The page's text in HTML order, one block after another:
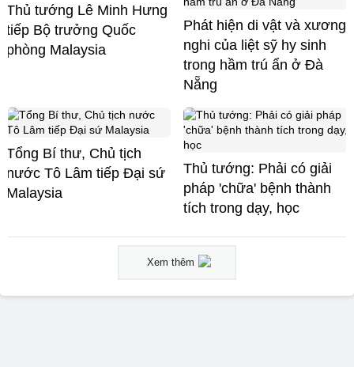
Thủ tướng Lê Minh Hưng
tiếp Bộ trưởng Quốc
phòng Malaysia
Phát hiện di vật và xương
nghi của liệt sỹ hy sinh
trong hầm trú ẩn ở Đà
Nẵng
Tổng Bí thư, Chủ tịch
nước Tô Lâm tiếp Đại sứ
Malaysia
Thủ tướng: Phải có giải
pháp 'chữa' bệnh thành
tích trong dạy, học
Xem thêm